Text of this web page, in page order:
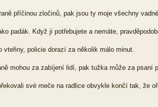
příčinou zločinů, pak jsou ty moje všechny
padák. Když ji potřebujete a nemáte,
vteřiny, policie dorazí za několik málo minut.
mohou za zabíjení lidí, pak tužka může za psaní
své meče na radlice obvykle končí tak, že